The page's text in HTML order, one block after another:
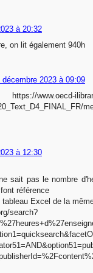
à 20:32
on lit également 940h
décembre 2023 à 09:09
www.oecd-
à 12:30
sait pas le nombre
référence
Excel de la
search?